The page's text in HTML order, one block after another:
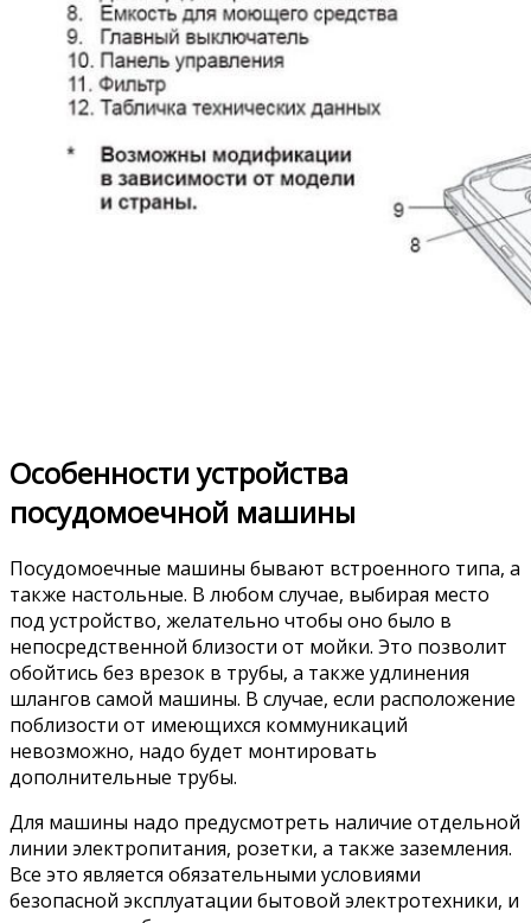
Особенности устройства
посудомоечной машины
Посудомоечные машины бывают встроенного типа, а
также настольные. В любом случае, выбирая место
под устройство, желательно чтобы оно было в
непосредственной близости от мойки. Это позволит
обойтись без врезок в трубы, а также удлинения
шлангов самой машины. В случае, если расположение
поблизости от имеющихся коммуникаций
невозможно, надо будет монтировать
дополнительные трубы.
Для машины надо предусмотреть наличие отдельной
линии электропитания, розетки, а также заземления.
Все это является обязательными условиями
безопасной эксплуатации бытовой электротехники, и